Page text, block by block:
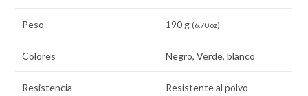
Peso 190 g (6.70 oz)
Colores Negro, Verde, blanco
Resistencia
Resistente al polvo